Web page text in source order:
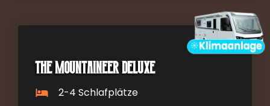
The Mountaineer DELUXE
2-4 Schlafplätze